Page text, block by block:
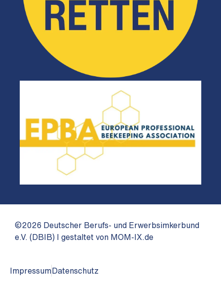
©2026 Deutscher Berufs- und Erwerbsimkerbund
e.V. (DBIB) I gestaltet von MOM-IX.de
Impressum Datenschutz